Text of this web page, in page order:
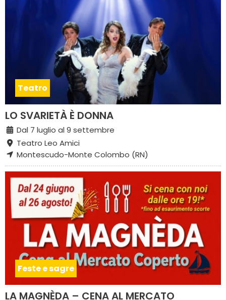
Teatro
LO SVARIETÀ È DONNA
Dal 7 luglio al 9 settembre
Teatro Leo Amici
Montescudo-Monte Colombo (RN)
Feste e sagre
LA MAGNÈDA – CENA AL MERCATO